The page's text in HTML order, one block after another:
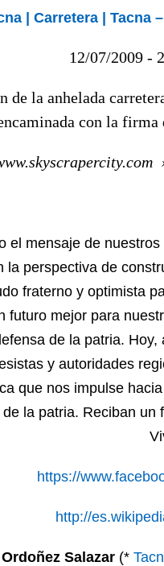
| Carretera | Tacna
12/07/2009 -
de la anhelada
con la
el mensaje de
la perspectiva de
fraterno y optimista
futuro mejor para
de la patria. Hoy,
y autoridades
que nos impulse
la patria. Reciban un
https://
http://
Salazar(*